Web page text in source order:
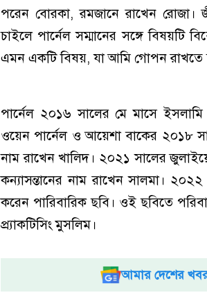
পরেন বোরকা, রমজানে রাখেন রোজা।
চাইলে পার্নেল সম্মানের সঙ্গে বিষয়টি
এমন একটি বিষয়, যা আমি গোপন রাখতে
পার্নেল ২০১৬ সালের মে মাসে
ওয়েন পার্নেল ও আয়েশা বাকের ২০১৮
নাম রাখেন খালিদ। ২০২১ সালের
কন্যাসন্তানের নাম রাখেন সালমা।
করেন পারিবারিক ছবি। ওই ছবিতে
প্র্যাকটিসিং মুসলিম।
আমার দেশের